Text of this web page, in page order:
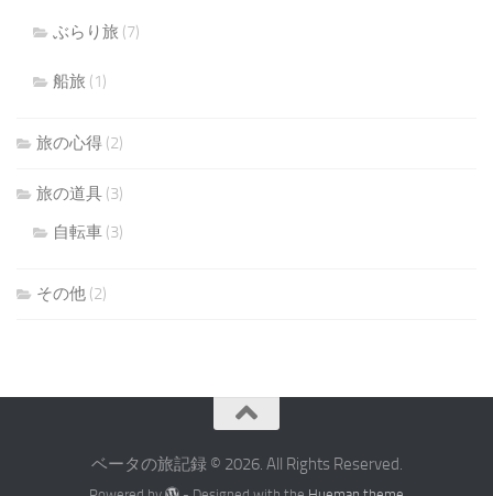
ぶらり旅 (7)
船旅 (1)
旅の心得 (2)
旅の道具 (3)
自転車 (3)
その他 (2)
ベータの旅記録 © 2026. All Rights Reserved.